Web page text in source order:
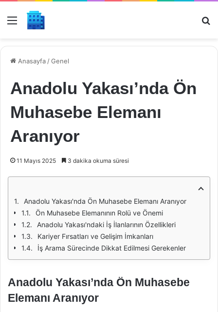
Menü
Anasayfa /Genel
Anadolu Yakası’nda Ön
Muhasebe Elemanı
Aranıyor
11 Mayıs 2025 3 dakika okuma süresi
Anadolu Yakası'nda Ön Muhasebe Elemanı Aranıyor
Ön Muhasebe Elemanının Rolü ve Önemi
Anadolu Yakası'ndaki İş İlanlarının Özellikleri
Kariyer Fırsatları ve Gelişim İmkanları
İş Arama Sürecinde Dikkat Edilmesi Gerekenler
Anadolu Yakası’nda Ön Muhasebe
Elemanı Aranıyor